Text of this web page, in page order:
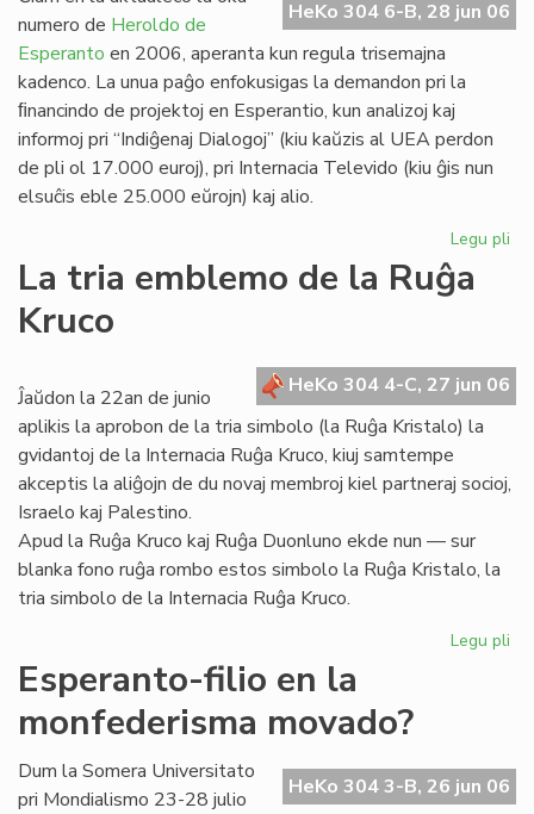
HeKo 304 6-B, 28 jun 06
numero de Heroldo de
Esperanto en 2006, aperanta kun regula trisemajna
kadenco. La unua paĝo enfokusigas la demandon pri la
ﬁnancindo de projektoj en Esperantio, kun analizoj kaj
informoj pri “Indiĝenaj Dialogoj” (kiu kaŭzis al UEA perdon
de pli ol 17.000 euroj), pri Internacia Televido (kiu ĝis nun
elsuĉis eble 25.000 eŭrojn) kaj alio.
Legu pli
La tria emblemo de la Ruĝa
Kruco
HeKo 304 4-C, 27 jun 06
Ĵaŭdon la 22an de junio
aplikis la aprobon de la tria simbolo (la Ruĝa Kristalo) la
gvidantoj de la Internacia Ruĝa Kruco, kiuj samtempe
akceptis la aliĝojn de du novaj membroj kiel partneraj socioj,
Israelo kaj Palestino.
Apud la Ruĝa Kruco kaj Ruĝa Duonluno ekde nun — sur
blanka fono ruĝa rombo estos simbolo la Ruĝa Kristalo, la
tria simbolo de la Internacia Ruĝa Kruco.
Legu pli
la
Esperanto-filio en la
monfederisma movado?
HeKo 304 3-B, 26 jun 06
Dum la Somera Universitato
pri Mondialismo 23-28 julio